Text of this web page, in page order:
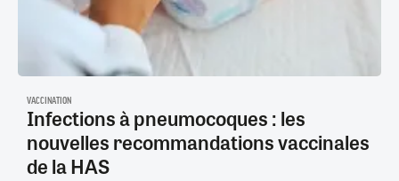
VACCINATION
Infections à pneumocoques : les
nouvelles recommandations vaccinales
de la HAS